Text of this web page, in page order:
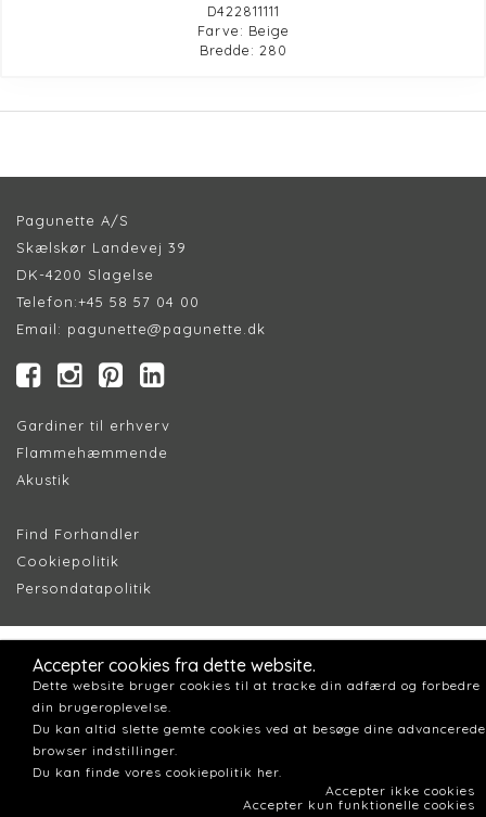
D422811111
Farve: Beige
Bredde: 280
Pagunette A/S
Skælskør Landevej 39
DK-4200 Slagelse
Telefon:+45 58 57 04 00
Email: pagunette@pagunette.dk
Gardiner til erhverv
Flammehæmmende
Akustik
Find Forhandler
Cookiepolitik
Persondatapolitik
Accepter cookies fra dette website.
Dette website bruger cookies til at tracke din adfærd og forbedre
din brugeroplevelse.
Du kan altid slette gemte cookies ved at besøge dine advancerede
browser indstillinger.
Du kan finde vores cookiepolitik her.
Accepter ikke cookies
Accepter kun funktionelle cookies